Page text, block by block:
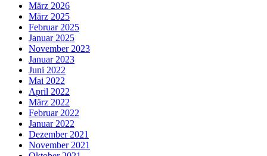
März 2026
März 2025
Februar 2025
Januar 2025
November 2023
Januar 2023
Juni 2022
Mai 2022
April 2022
März 2022
Februar 2022
Januar 2022
Dezember 2021
November 2021